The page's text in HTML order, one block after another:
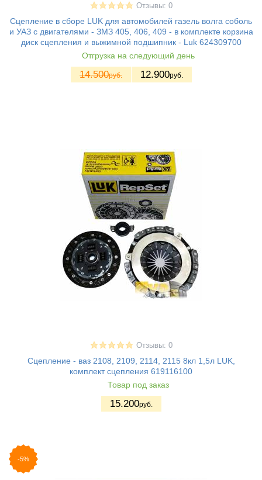
Отзывы: 0
Сцепление в сборе LUK для автомобилей газель волга соболь
и УАЗ с двигателями - ЗМЗ 405, 406, 409 - в комплекте корзина
диск сцепления и выжимной подшипник - Luk 624309700
Отгрузка на следующий день
14.500руб. 12.900руб.
Отзывы: 0
Сцепление - ваз 2108, 2109, 2114, 2115 8кл 1,5л LUK,
комплект сцепления 619116100
Товар под заказ
15.200руб.
-5%